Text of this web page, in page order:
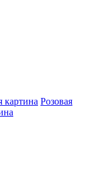
картина Розовая